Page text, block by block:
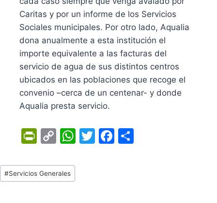
Caritas y por un informe de los Servicios
Sociales municipales. Por otro lado, Aqualia
dona anualmente a esta institución el
importe equivalente a las facturas del
servicio de agua de sus distintos centros
ubicados en las poblaciones que recoge el
convenio –cerca de un centenar- y donde
Aqualia presta servicio.
Pr
tF
ri
C
p
y
W T
F
Tags
de
#Servicios Generales